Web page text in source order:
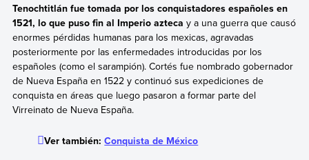
Tenochtitlán fue tomada por los conquistadores españoles en
1521, lo que puso fin al Imperio azteca y a una guerra que causó
enormes pérdidas humanas para los mexicas, agravadas
posteriormente por las enfermedades introducidas por los
españoles (como el sarampión). Cortés fue nombrado gobernador
de Nueva España en 1522 y continuó sus expediciones de
conquista en áreas que luego pasaron a formar parte del
Virreinato de Nueva España.
Ver también:Conquista de México